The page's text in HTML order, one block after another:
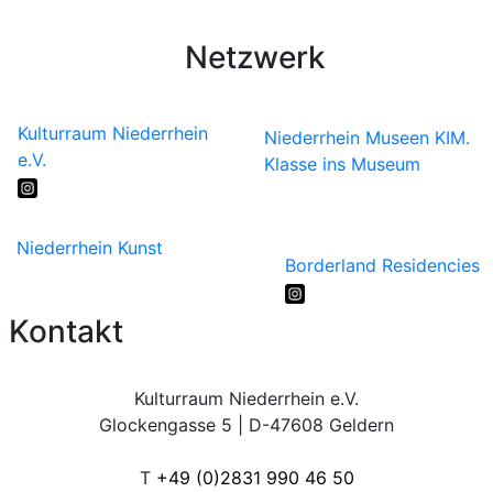
Netzwerk
Kulturraum Niederrhein
e.V.
Niederrhein Museen KIM.
Klasse ins Museum
Niederrhein Kunst
Borderland Residencies
Kontakt
Kulturraum Niederrhein e.V.
Glockengasse 5 | D-47608 Geldern
T +49 (0)2831 990 46 50